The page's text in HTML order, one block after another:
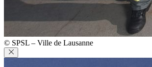
© SPSL – Ville de Lausanne